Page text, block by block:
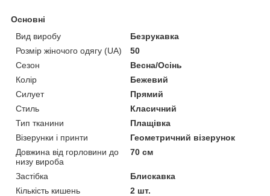
Основні
Вид виробу
Безрукавка
Розмір жіночого одягу (UA)
50
Сезон
Весна/Осінь
Колір
Бежевий
Силует
Прямий
Стиль
Класичний
Тип тканини
Плащівка
Візерунки і принти
Геометричний візерунок
Довжина від горловини до
низу вироба
70 см
Застібка
Блискавка
Кількість кишень
2 шт.